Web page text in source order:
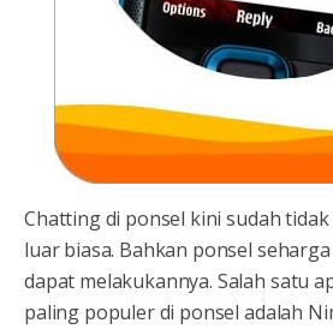
Chatting di ponsel kini sudah
luar biasa. Bahkan ponsel
dapat melakukannya. Salah satu
paling populer di ponsel adalah